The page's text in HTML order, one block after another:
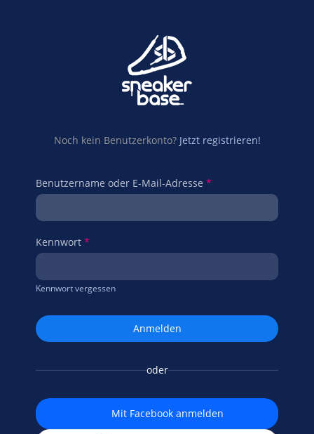
Noch kein Benutzerkonto? Jetzt registrieren!
Benutzername oder E-Mail-Adresse *
Kennwort *
Kennwort vergessen
oder
Mit Facebook anmelden